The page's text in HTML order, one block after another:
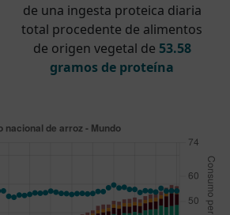
de una ingesta proteica diaria
total procedente de alimentos
de origen vegetal de 53.58
gramos de proteína